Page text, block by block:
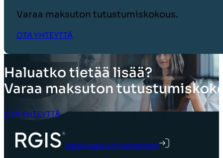
Varaa maksuton tutustumiskokous.
OTA YHTEYTTÄ
Haluatko tietää lisää?
Varaa maksuton
OTA YHTEYTTÄ
Asiakkaan kirjautuminen